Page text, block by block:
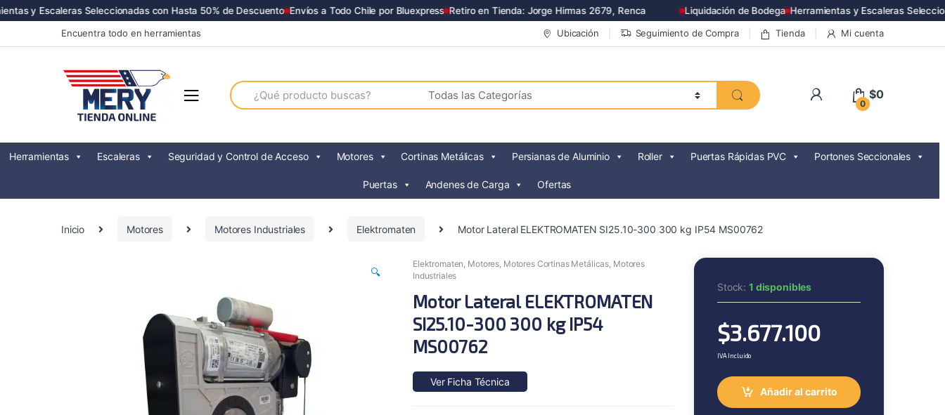
y Escaleras Seleccionadas con Hasta 50% de Descuento Envíos a Todo Chile por Bluexpress Retiro en Tienda: Jorge Hirmas 2679, Renca Liquidación de Bodega Herramientas y Escaleras
to
to
Encuentra todo en herramientas Ubicación Seguimiento de Compra Tienda Mi cuenta
Search
for:
0
$0
Herramientas Escaleras Seguridad y Control de Acceso Motores Cortinas Metálicas Persianas de Aluminio Roller Puertas Rápidas PVC Portones Seccionales
Puertas Andenes de Carga Ofertas
Inicio Motores Motores Industriales Elektromaten Motor Lateral ELEKTROMATEN SI25.10-300 300 kg IP54 MS00762
🔍
Elektromaten Motores Motores Cortinas Metálicas Motores
Industriales
Motor Lateral ELEKTROMATEN
SI25.10-300 300 kg IP54
MS00762
Ver Ficha Técnica
Stock:1 disponibles
$3.677.100
IVA Incluido
Añadir al carrito